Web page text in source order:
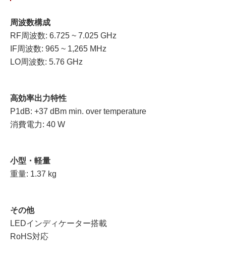
周波数構成
RF周波数: 6.725 ~ 7.025 GHz
IF周波数: 965 ~ 1,265 MHz
LO周波数: 5.76 GHz
高効率出力特性
P1dB: +37 dBm min. over temperature
消費電力: 40 W
小型・軽量
重量: 1.37 kg
その他
LEDインディケーター搭載
RoHS対応